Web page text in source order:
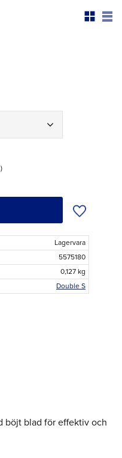
Lägg till i
Lagervara
5575180
0,127 kg
Double S
böjt blad för effektiv och